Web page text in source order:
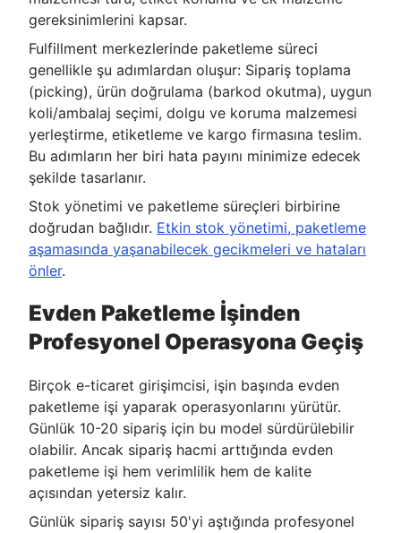
gereksinimlerini kapsar.
Fulfillment merkezlerinde paketleme süreci
genellikle şu adımlardan oluşur: Sipariş toplama
(picking), ürün doğrulama (barkod okutma), uygun
koli/ambalaj seçimi, dolgu ve koruma malzemesi
yerleştirme, etiketleme ve kargo firmasına teslim.
Bu adımların her biri hata payını minimize edecek
şekilde tasarlanır.
Stok yönetimi ve paketleme süreçleri birbirine
doğrudan bağlıdır. Etkin stok yönetimi, paketleme
aşamasında yaşanabilecek gecikmeleri ve hataları
önler.
Evden Paketleme İşinden
Profesyonel Operasyona Geçiş
Birçok e-ticaret girişimcisi, işin başında evden
paketleme işi yaparak operasyonlarını yürütür.
Günlük 10-20 sipariş için bu model sürdürülebilir
olabilir. Ancak sipariş hacmi arttığında evden
paketleme işi hem verimlilik hem de kalite
açısından yetersiz kalır.
Günlük sipariş sayısı 50'yi aştığında profesyonel